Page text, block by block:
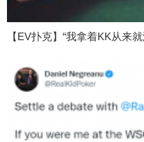
【EV扑克】“我拿着KK从来